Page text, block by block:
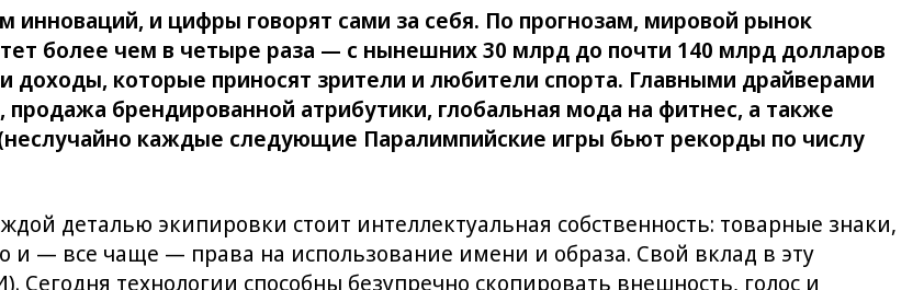
инноваций, и цифры говорят сами за себя. По прогнозам, мировой рынок
более чем в четыре раза — с нынешних 30 млрд до почти 140 млрд долларов
доходы, которые приносят зрители и любители спорта. Главными драйверами
брендированной атрибутики, глобальная мода на фитнес, а также
каждые следующие Паралимпийские игры бьют рекорды по числу
деталью экипировки стоит интеллектуальная собственность: товарные знаки,
— все чаще — права на использование имени и образа. Свой вклад в эту
технологии способны безупречно скопировать внешность, голос и